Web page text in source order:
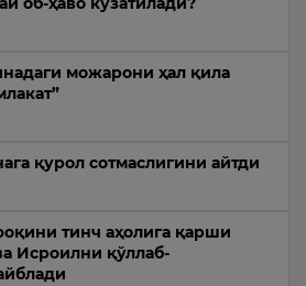
можарони ҳал қила
қурол сотмаслигини айтди
тинч аҳолига қарши
Исроилни қўллаб-